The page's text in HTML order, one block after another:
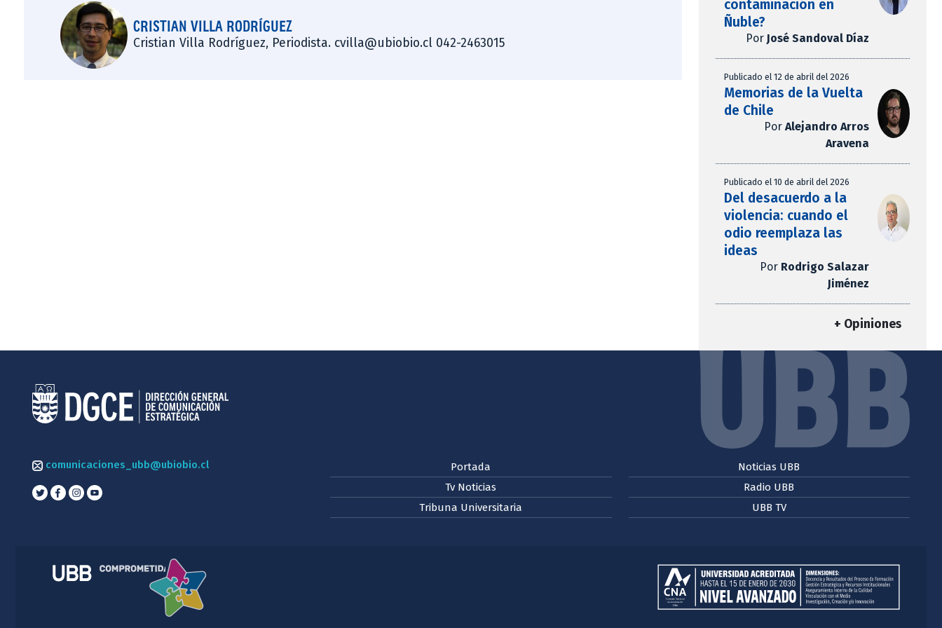
CRISTIAN VILLA RODRÍGUEZ
Cristian Villa Rodríguez, Periodista. cvilla@ubiobio.cl 042-2463015
contaminación en
Ñuble?
Por José Sandoval Díaz
Publicado el 12 de abril del 2026
Memorias de la Vuelta
de Chile
Por Alejandro Arros
Aravena
Publicado el 10 de abril del 2026
Del desacuerdo a la
violencia: cuando el
odio reemplaza las
ideas
Por Rodrigo Salazar
Jiménez
+ Opiniones
comunicaciones_ubb@ubiobio.cl
Portada
Tv Noticias
Tribuna Universitaria
Noticias UBB
Radio UBB
UBB TV